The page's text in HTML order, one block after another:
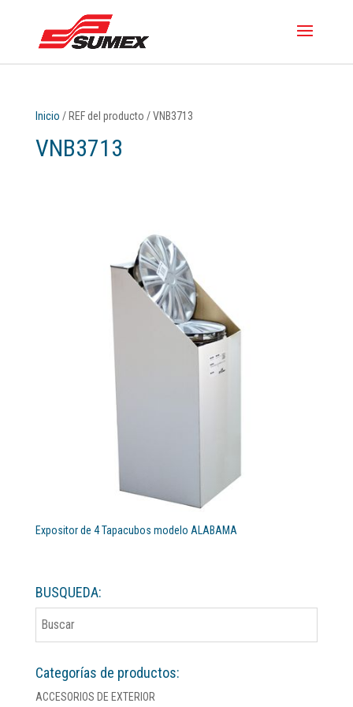
Inicio / REF del producto / VNB3713
VNB3713
Expositor de 4 Tapacubos modelo ALABAMA
BUSQUEDA:
Categorías de productos:
ACCESORIOS DE EXTERIOR